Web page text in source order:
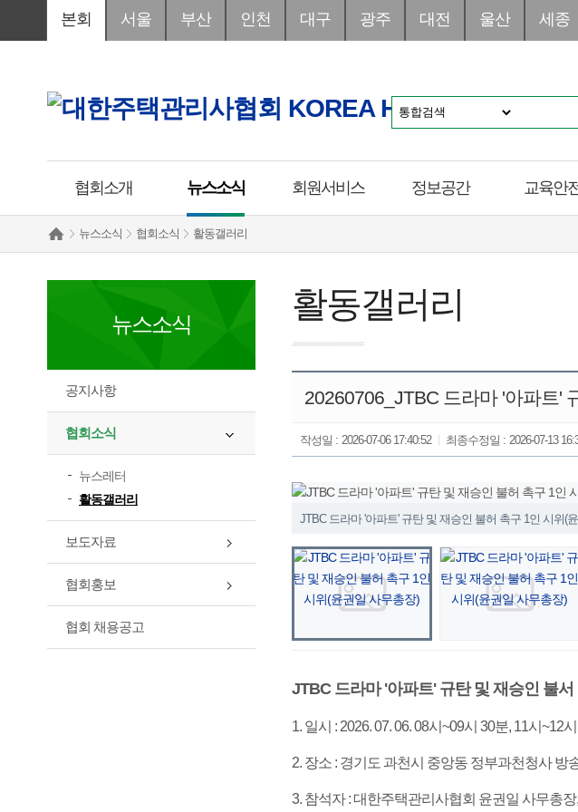
본회 서울 부산 인천 대구 광주 대전 울산 세종
협회소개 뉴스소식 회원서비스 정보공간 교육안
뉴스소식 협회소식 활동갤러리
뉴스소식
공지사항
협회소식
뉴스레터
활동갤러리
보도자료
협회홍보
협회 채용공고
활동갤러리
20260706_JTBC 드라마 '아파트'
작성일 : 2026-07-06 17:40:52 최종수정일 : 2026-07-13
JTBC 드라마 '아파트' 규탄 및 재승인 불허 촉구 1인 시위(
JTBC 드라마 '아파트' 규탄 및 재승인 불
1. 일시 : 2026. 07. 06. 08시~09시 30분, 11시~12
2. 장소 : 경기도 과천시 중앙동 정부과천청사 방
3. 참석자 : 대한주택관리사협회 윤권일 사무총